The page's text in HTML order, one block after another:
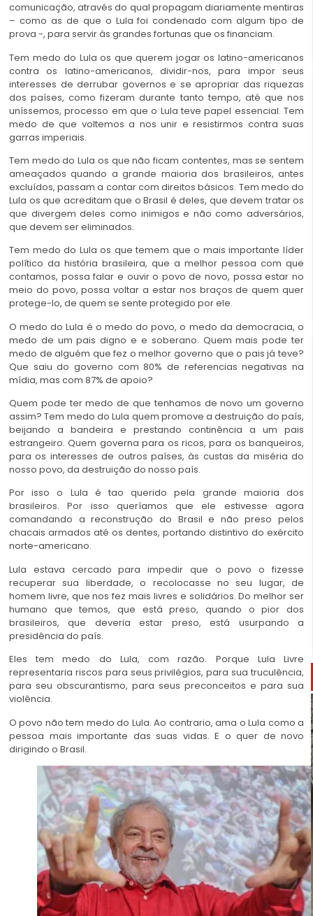
comunicação, através do qual propagam diariamente mentiras
– como as de que o Lula foi condenado com algum tipo de
prova -, para servir às grandes fortunas que os financiam.
Tem medo do Lula os que querem jogar os latino-americanos
contra os latino-americanos, dividir-nos, para impor seus
interesses de derrubar governos e se apropriar das riquezas
dos países, como fizeram durante tanto tempo, até que nos
uníssemos, processo em que o Lula teve papel essencial. Tem
medo de que voltemos a nos unir e resistirmos contra suas
garras imperiais.
Tem medo do Lula os que não ficam contentes, mas se sentem
ameaçados quando a grande maioria dos brasileiros, antes
excluídos, passam a contar com direitos básicos. Tem medo do
Lula os que acreditam que o Brasil é deles, que devem tratar os
que divergem deles como inimigos e não como adversários,
que devem ser eliminados.
Tem medo do Lula os que temem que o mais importante líder
político da história brasileira, que a melhor pessoa com que
contamos, possa falar e ouvir o povo de novo, possa estar no
meio do povo, possa voltar a estar nos braços de quem quer
protege-lo, de quem se sente protegido por ele.
O medo do Lula é o medo do povo, o medo da democracia, o
medo de um pais digno e e soberano. Quem mais pode ter
medo de alguém que fez o melhor governo que o pais já teve?
Que saiu do governo com 80% de referencias negativas na
mídia, mas com 87% de apoio?
Quem pode ter medo de que tenhamos de novo um governo
assim? Tem medo do Lula quem promove a destruição do país,
beijando a bandeira e prestando continência a um pais
estrangeiro. Quem governa para os ricos, para os banqueiros,
para os interesses de outros países, às custas da miséria do
nosso povo, da destruição do nosso país.
Por isso o Lula é tao querido pela grande maioria dos
brasileiros. Por isso queríamos que ele estivesse agora
comandando a reconstrução do Brasil e não preso pelos
chacais armados até os dentes, portando distintivo do exército
norte-americano.
Lula estava cercado para impedir que o povo o fizesse
recuperar sua liberdade, o recolocasse no seu lugar, de
homem livre, que nos fez mais livres e solidários. Do melhor ser
humano que temos, que está preso, quando o pior dos
brasileiros, que deveria estar preso, está usurpando a
presidência do país.
Eles tem medo do Lula, com razão. Porque Lula Livre
representaria riscos para seus privilégios, para sua truculência,
para seu obscurantismo, para seus preconceitos e para sua
violência.
O povo não tem medo do Lula. Ao contrario, ama o Lula como a
pessoa mais importante das suas vidas. E o quer de novo
dirigindo o Brasil.